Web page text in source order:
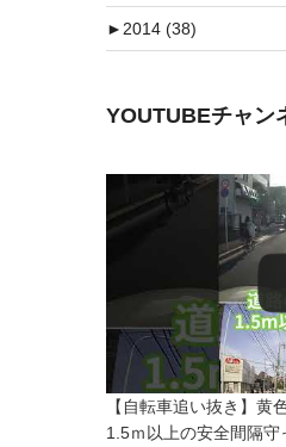
►2014 (38)
YOUTUBEチャン
【自転車追い抜き】黄
1.5ｍ以上の安全間隔